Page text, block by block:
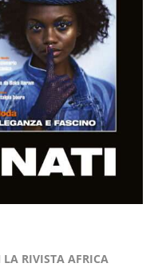
RIVISTA AFRICA